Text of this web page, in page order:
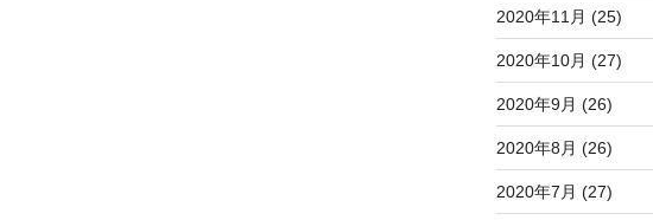
2020年11月 (25)
2020年10月 (27)
2020年9月 (26)
2020年8月 (26)
2020年7月 (27)